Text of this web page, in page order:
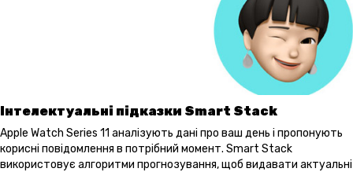
Інтелектуальні підказки Smart Stack
Apple Watch Series 11 аналізують дані про ваш день і пропонують
корисні повідомлення в потрібний момент. Smart Stack
використовує алгоритми прогнозування, щоб видавати актуальні